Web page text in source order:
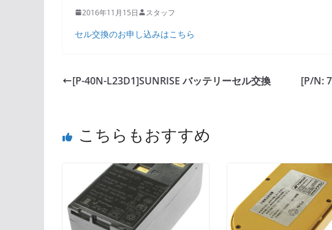
2016年11月15日 スタッフ
セル交換のお申し込みはこちら
[P-40N-L23D1]SUNRISE バッテリーセル交換
[P/N:
こちらもおすすめ